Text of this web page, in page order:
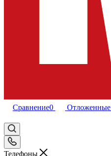
Сравнение0 Отложенные
Телефоны